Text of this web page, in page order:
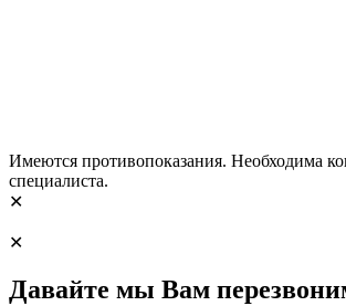
Имеются противопоказания. Необходима
специалиста.
✕
✕
Давайте мы Вам